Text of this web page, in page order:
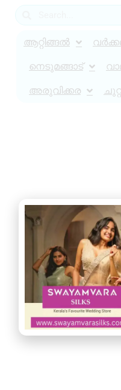
ആറ്റിങ്ങൽ
നെടുമങ്ങാട്
അരുവിക്കര